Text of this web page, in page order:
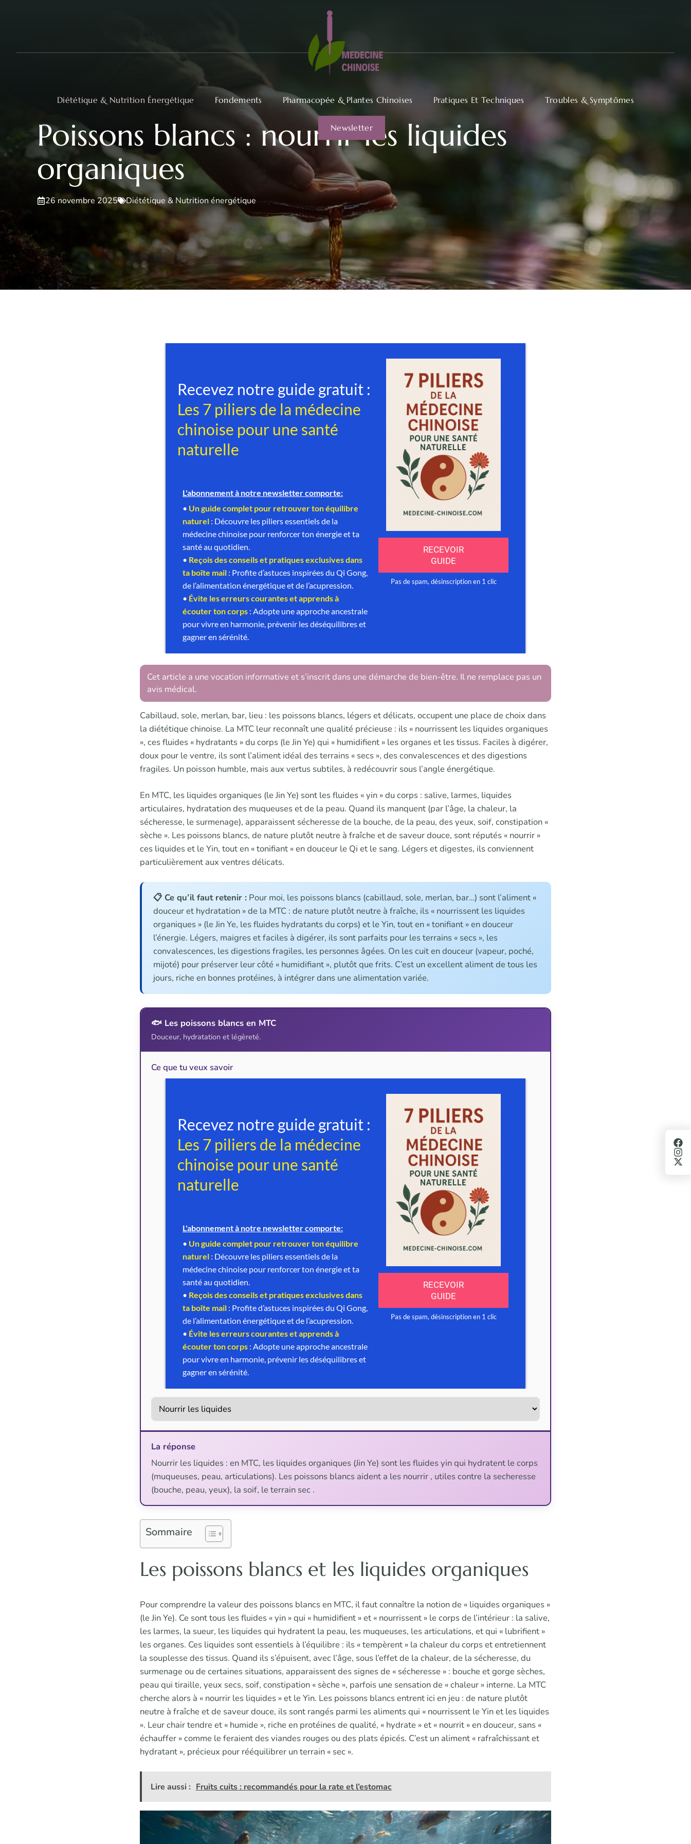
Diététique & Nutrition Énergétique Fondements Pharmacopée & Plantes Chinoises Pratiques Et Techniques Troubles & Symptômes
Newsletter
Poissons blancs : nourrir les liquides
organiques
26 novembre 2025 Diététique & Nutrition énergétique
Cet article a une vocation informative et s’inscrit dans une démarche de bien-être. Il ne remplace pas un
avis médical.
Cabillaud, sole, merlan, bar, lieu : les poissons blancs, légers et délicats, occupent une place de choix dans
la diététique chinoise. La MTC leur reconnaît une qualité précieuse : ils « nourrissent les liquides organiques
», ces fluides « hydratants » du corps (le Jin Ye) qui « humidifient » les organes et les tissus. Faciles à digérer,
doux pour le ventre, ils sont l’aliment idéal des terrains « secs », des convalescences et des digestions
fragiles. Un poisson humble, mais aux vertus subtiles, à redécouvrir sous l’angle énergétique.
En MTC, les liquides organiques (le Jin Ye) sont les fluides « yin » du corps : salive, larmes, liquides
articulaires, hydratation des muqueuses et de la peau. Quand ils manquent (par l’âge, la chaleur, la
sécheresse, le surmenage), apparaissent sécheresse de la bouche, de la peau, des yeux, soif, constipation «
sèche ». Les poissons blancs, de nature plutôt neutre à fraîche et de saveur douce, sont réputés « nourrir »
ces liquides et le Yin, tout en « tonifiant » en douceur le Qi et le sang. Légers et digestes, ils conviennent
particulièrement aux ventres délicats.
📋 Ce qu’il faut retenir : Pour moi, les poissons blancs (cabillaud, sole, merlan, bar…) sont l’aliment «
douceur et hydratation » de la MTC : de nature plutôt neutre à fraîche, ils « nourrissent les liquides
organiques » (le Jin Ye, les fluides hydratants du corps) et le Yin, tout en « tonifiant » en douceur
l’énergie. Légers, maigres et faciles à digérer, ils sont parfaits pour les terrains « secs », les
convalescences, les digestions fragiles, les personnes âgées. On les cuit en douceur (vapeur, poché,
mijoté) pour préserver leur côté « humidifiant », plutôt que frits. C’est un excellent aliment de tous les
jours, riche en bonnes protéines, à intégrer dans une alimentation variée.
🐟 Les poissons blancs en MTC
Douceur, hydratation et légèreté.
Ce que tu veux savoir
La réponse
Nourrir les liquides : en MTC, les liquides organiques (Jin Ye) sont les fluides yin qui hydratent le corps
(muqueuses, peau, articulations). Les poissons blancs aident a les nourrir , utiles contre la secheresse
(bouche, peau, yeux), la soif, le terrain sec .
Sommaire
Les poissons blancs et les liquides organiques
Pour comprendre la valeur des poissons blancs en MTC, il faut connaître la notion de « liquides organiques »
(le Jin Ye). Ce sont tous les fluides « yin » qui « humidifient » et « nourrissent » le corps de l’intérieur : la salive,
les larmes, la sueur, les liquides qui hydratent la peau, les muqueuses, les articulations, et qui « lubrifient »
les organes. Ces liquides sont essentiels à l’équilibre : ils « tempèrent » la chaleur du corps et entretiennent
la souplesse des tissus. Quand ils s’épuisent, avec l’âge, sous l’effet de la chaleur, de la sécheresse, du
surmenage ou de certaines situations, apparaissent des signes de « sécheresse » : bouche et gorge sèches,
peau qui tiraille, yeux secs, soif, constipation « sèche », parfois une sensation de « chaleur » interne. La MTC
cherche alors à « nourrir les liquides » et le Yin. Les poissons blancs entrent ici en jeu : de nature plutôt
neutre à fraîche et de saveur douce, ils sont rangés parmi les aliments qui « nourrissent le Yin et les liquides
». Leur chair tendre et « humide », riche en protéines de qualité, « hydrate » et « nourrit » en douceur, sans «
échauffer » comme le feraient des viandes rouges ou des plats épicés. C’est un aliment « rafraîchissant et
hydratant », précieux pour rééquilibrer un terrain « sec ».
Lire aussi : Fruits cuits : recommandés pour la rate et l’estomac